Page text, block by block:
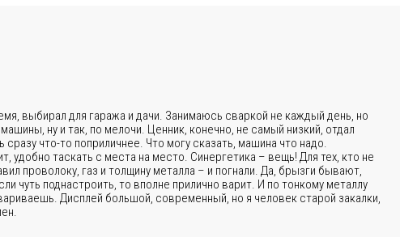
выбирал для гаража и дачи. Занимаюсь сваркой не каждый день, но
ну и так, по мелочи. Ценник, конечно, не самый низкий, отдал
что-то поприличнее. Что могу сказать, машина что надо.
удобно таскать с места на место. Синергетика – вещь! Для тех, кто не
проволоку, газ и толщину металла – и погнали. Да, брызги бывают,
чуть поднастроить, то вполне прилично варит. И по тонкому металлу
Дисплей большой, современный, но я человек старой закалки,